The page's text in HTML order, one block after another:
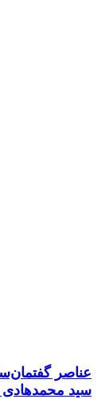
عناصر
سید محمدهادی